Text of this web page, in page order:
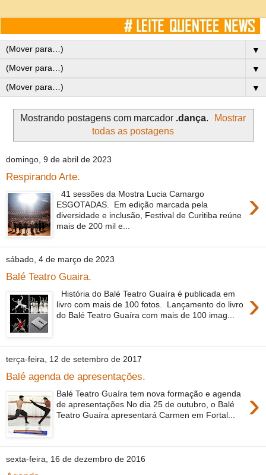
▼
▼
▼
Mostrando postagens com marcador .dança.
Mostrar
todas as postagens
domingo, 9 de abril de 2023
Respirando Arte.
›
41 sessões da Mostra Lucia Camargo
ESGOTADAS. Em edição marcada pela
diversidade e inclusão, Festival de Curitiba reúne
mais de 200 mil e...
sábado, 4 de março de 2023
Balé Teatro Guaira.
›
História do Balé Teatro Guaíra é publicada em
livro com mais de 100 fotos. Lançamento do livro
do Balé Teatro Guaíra com mais de 100 imag...
terça-feira, 12 de setembro de 2017
Balé agenda de apresentações.
›
Balé Teatro Guaíra tem nova formação e agenda
de apresentações No dia 25 de outubro, o Balé
Teatro Guaíra apresentará Carmen em Fortal...
sexta-feira, 16 de dezembro de 2016